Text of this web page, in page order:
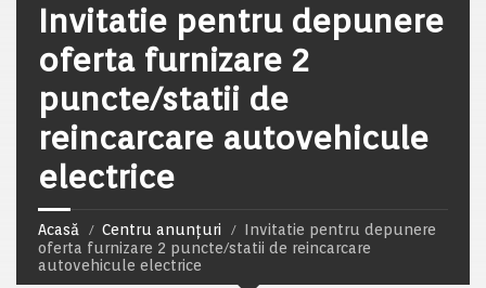
Invitatie pentru depunere
oferta furnizare 2
puncte/statii de
reincarcare autovehicule
electrice
Acasă Centru anunțuri
Invitatie pentru depunere
oferta furnizare 2 puncte/statii de reincarcare
autovehicule electrice